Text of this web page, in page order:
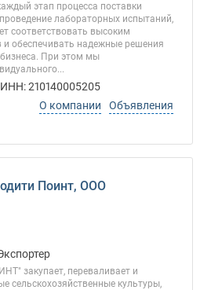
этап процесса поставки
лабораторных испытаний,
соответствовать высоким
и обеспечивать надежные решения
При этом мы
210140005205
О компании
Объявления
Поинт, ООО
закупает, переваливает и
сельскохозяйственные культуры,